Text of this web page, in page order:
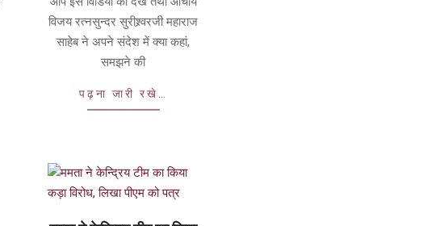
विजय रत्नसुन्दर सुरीश्र्वरजी महाराज
साहेब ने अपने संदेश में क्या कहां,
समझने की
पढ़ना जारी रखे…